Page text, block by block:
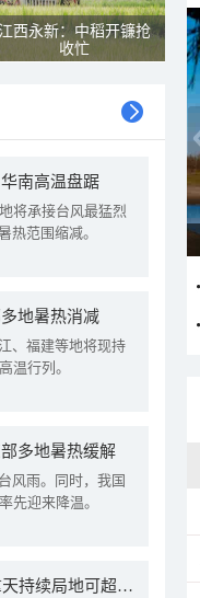
西永新：中稻开镰抢
收忙
南高温盘踞
将承接台风最猛烈
热范围缩减。
地暑热消减
、福建等地将现持
温行列。
多地暑热缓解
风雨。同时，我国
先迎来降温。
我国降雨强度进一步减弱 中东部大范围桑拿天持续局地可超38℃